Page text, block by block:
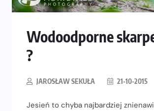
Wodoodporne
?
JAROSŁAW SEKUŁA 21-10-2015
Jesień to chyba najbardziej